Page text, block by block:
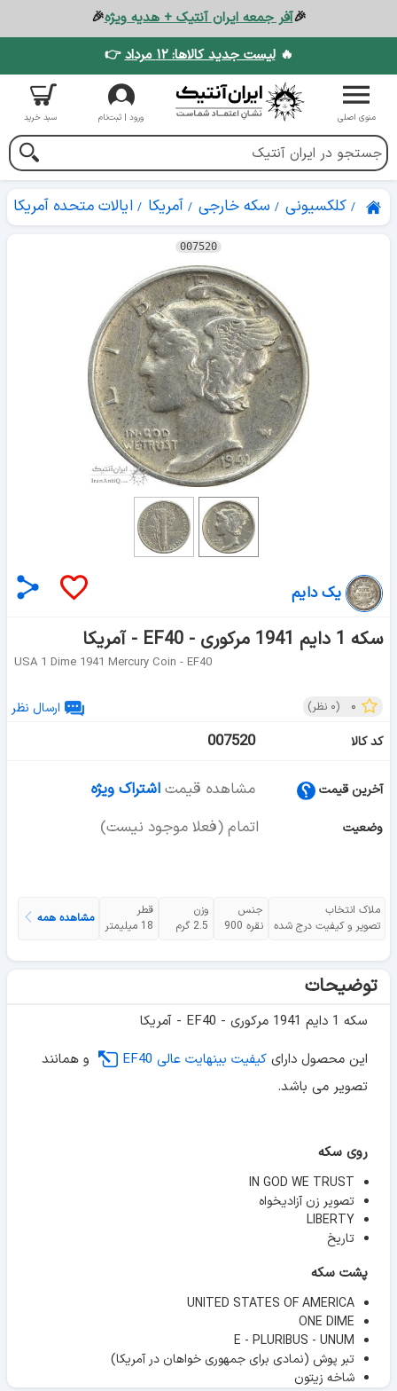
🎉آفر جمعه ایران آنتیک + هدیه ویژه🎉
🔥لیست جدید کالاها: ۱۲ مرداد 👉
منوی اصلی ورود | ثبت‌نام سبد خرید
کلکسیونی سکه خارجی آمریکا ایالات متحده آمریکا
007520
یک دایم
سکه 1 دایم 1941 مرکوری - EF40 - آمریکا
USA 1 Dime 1941 Mercury Coin - EF40
۰ (۰ نظر)
ارسال نظر
کد کالا
007520
آخرین قیمت مشاهده قیمت اشتراک ویژه
وضعیت اتمام (فعلا موجود نیست)
ملاک انتخاب
تصویر و کیفیت درج شده
جنس
نقره 900
وزن
2.5 گرم
قطر
18 میلیمتر
مشاهده همه
توضیحات
سکه 1 دایم 1941 مرکوری - EF40 - آمریکا
این محصول دارای کیفیت بینهایت عالی EF40
و همانند
تصویر می باشد.
روی سکه
IN GOD WE TRUST
تصویر زن آزادیخواه
LIBERTY
تاریخ
پشت سکه
UNITED STATES OF AMERICA
ONE DIME
E - PLURIBUS - UNUM
تبر پوش (نمادی برای جمهوری خواهان در آمریکا)
شاخه زیتون